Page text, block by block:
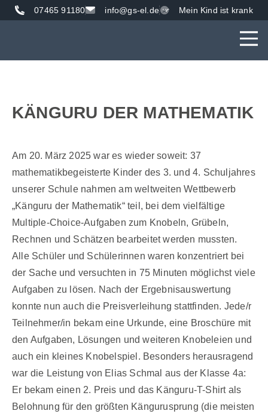
07465 91180 info@gs-el.de Mein Kind ist krank
KÄNGURU DER MATHEMATIK
Am 20. März 2025 war es wieder soweit: 37
mathematikbegeisterte Kinder des 3. und 4. Schuljahres
unserer Schule nahmen am weltweiten Wettbewerb
„Känguru der Mathematik“ teil, bei dem vielfältige
Multiple-Choice-Aufgaben zum Knobeln, Grübeln,
Rechnen und Schätzen bearbeitet werden mussten.
Alle Schüler und Schülerinnen waren konzentriert bei
der Sache und versuchten in 75 Minuten möglichst viele
Aufgaben zu lösen. Nach der Ergebnisauswertung
konnte nun auch die Preisverleihung stattfinden. Jede/r
Teilnehmer/in bekam eine Urkunde, eine Broschüre mit
den Aufgaben, Lösungen und weiteren Knobeleien und
auch ein kleines Knobelspiel. Besonders herausragend
war die Leistung von Elias Schmal aus der Klasse 4a:
Er bekam einen 2. Preis und das Känguru-T-Shirt als
Belohnung für den größten Kängurusprung (die meisten